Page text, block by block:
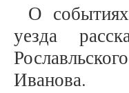
О
уезда
Иванова.